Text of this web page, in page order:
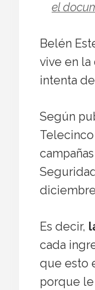
el
Belén
vive en la
intenta
Según
Es decir,
cada
que esto
porque